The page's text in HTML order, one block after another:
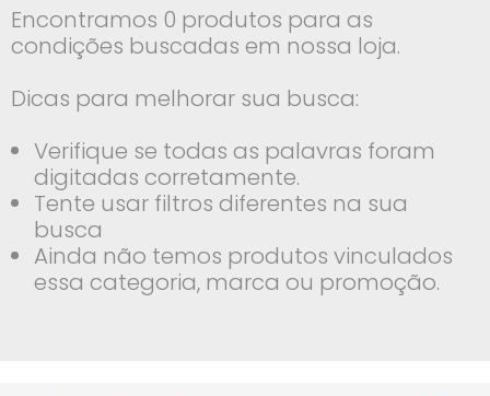
Encontramos 0 produtos para as
condições buscadas em nossa loja.
Dicas para melhorar sua busca:
Verifique se todas as palavras foram
digitadas corretamente.
Tente usar filtros diferentes na sua
busca
Ainda não temos produtos vinculados
essa categoria, marca ou promoção.